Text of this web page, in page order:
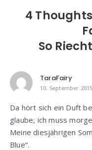
4
So
TaraFairy
10. September
Da hört sich ein Duft
glaube, ich muss
Meine diesjährigen
Blue“.